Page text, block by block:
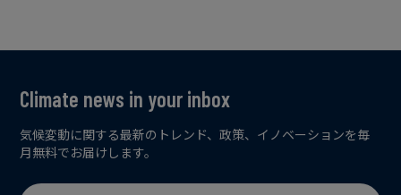
Climate news in your inbox
気候変動に関する最新のトレンド、政策、イノベーションを毎
月無料でお届けします。